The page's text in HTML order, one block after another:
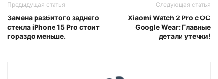
Предыдущая статья
Замена разбитого заднего
стекла iPhone 15 Pro стоит
гораздо меньше.
Следующая статья
Xiaomi Watch 2 Pro с ОС
Google Wear: Главные
детали утечки!